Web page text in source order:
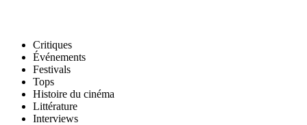
Critiques
Événements
Festivals
Tops
Histoire du cinéma
Littérature
Interviews